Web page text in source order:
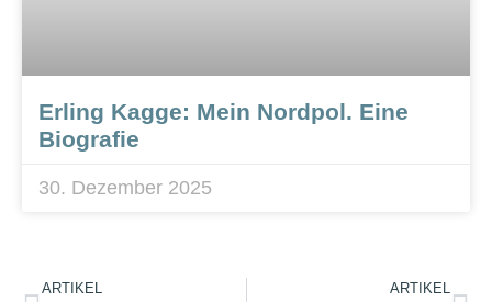
Erling Kagge: Mein Nordpol. Eine
Biografie
30. Dezember 2025
ARTIKEL ARTIKEL